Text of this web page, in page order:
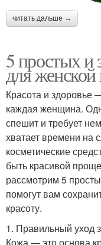
читать дальше →
5 простых и
для
Красота и здоровье
каждая женщина.
спешит и требует
хватает времени на
косметические
быть красивой
рассмотрим 5
помогут вам
красоту.
1. Правильный уход
Кожа — это основа